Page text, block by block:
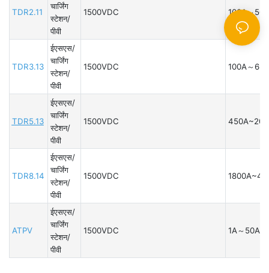
TDR2.11
चार्जिंग
स्टेशन/
पीवी
1500VDC 100A～
TDR3.13
ईएसएस/
चार्जिंग
स्टेशन/
पीवी
1500VDC 100A～
TDR5.13
ईएसएस/
चार्जिंग
स्टेशन/
पीवी
1500VDC
TDR8.14
ईएसएस/
चार्जिंग
स्टेशन/
पीवी
1500VDC
ATPV
ईएसएस/
चार्जिंग
स्टेशन/
पीवी
1500VDC 1A～50A